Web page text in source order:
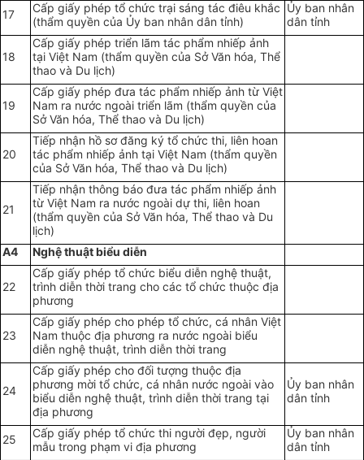
17
Cấp giấy phép tổ chức trại sáng tác điêu khắc
(thẩm quyền của Ủy ban nhân dân tỉnh)
Ủy ban nhân
dân tỉnh
18
Cấp giấy phép triển lãm tác phẩm nhiếp ảnh
tại Việt Nam (thẩm quyền của Sở Văn hóa, Thể
thao và Du lịch)
19
Cấp giấy phép đưa tác phẩm nhiếp ảnh từ Việt
Nam ra nước ngoài triển lãm (thẩm quyền của
Sở Văn hóa, Thể thao và Du lịch)
20
Tiếp nhận hồ sơ đăng ký tổ chức thi, liên hoan
tác phẩm nhiếp ảnh tại Việt Nam (thẩm quyền
của Sở Văn hóa, Thể thao và Du lịch)
21
Tiếp nhận thông báo đưa tác phẩm nhiếp ảnh
từ Việt Nam ra nước ngoài dự thi, liên hoan
(thẩm quyền của Sở Văn hóa, Thể thao và Du
lịch)
A4
Nghệ thuật biểu diễn
22
Cấp giấy phép tổ chức biểu diễn nghệ thuật,
trình diễn thời trang cho các tổ chức thuộc địa
phương
23
Cấp giấy phép cho phép tổ chức, cá nhân Việt
Nam thuộc địa phương ra nước ngoài biểu
diễn nghệ thuật, trình diễn thời trang
24
Cấp giấy phép cho đối tượng thuộc địa
phương mời tổ chức, cá nhân nước ngoài vào
biểu diễn nghệ thuật, trình diễn thời trang tại
địa phương
Ủy ban nhân
dân tỉnh
25
Cấp giấy phép tổ chức thi người đẹp, người
mẫu trong phạm vi địa phương
Ủy ban nhân
dân tỉnh